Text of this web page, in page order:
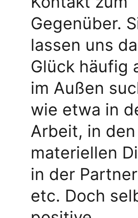
Gegenüber.
lassen uns
Glück häufig
im Außen
wie etwa in
Arbeit, in den
materiellen
in der
etc. Doch